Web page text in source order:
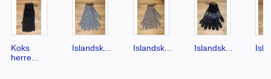
Koks
herre...
Islandsk... Islandsk... Islandsk...